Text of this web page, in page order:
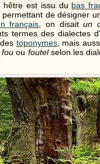
hêtre est issu dubas
permettant de désigner
français , on disaitun
termes des dialectes d'
toponymes, mais
,fou ou foutelselon les